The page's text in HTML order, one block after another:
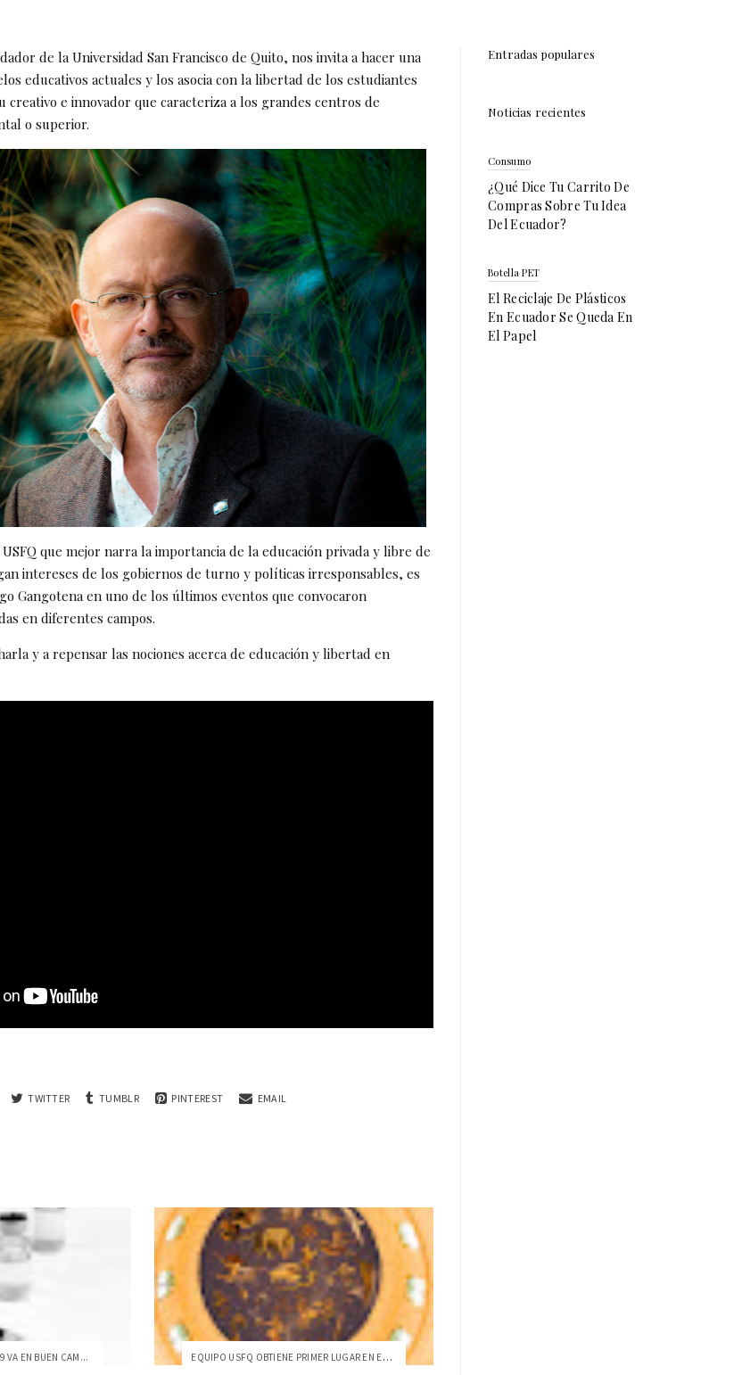
de la Universidad San Francisco de Quito, nos invita a hacer una
educativos actuales y los asocia con la libertad de los estudiantes
creativo e innovador que caracteriza a los grandes centros de
o superior.
que mejor narra la importancia de la educación privada y libre de
intereses de los gobiernos de turno y políticas irresponsables, es
Gangotena en uno de los últimos eventos que convocaron
en diferentes campos.
y a repensar las nociones acerca de educación y libertad en
TWITTER TUMBLR PINTEREST EMAIL
VA EN BUEN CAM... EQUIPO USFQ OBTIENE PRIMER LUGAR EN EL I...
Entradas populares
Noticias recientes
Consumo
¿Qué Dice Tu Carrito De
Compras Sobre Tu Idea
Del Ecuador?
Botella PET
El Reciclaje De Plásticos
En Ecuador Se Queda En
El Papel